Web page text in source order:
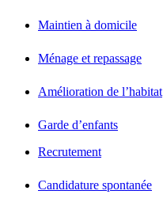
Maintien à domicile
Ménage et repassage
Amélioration de l’habitat
Garde d’enfants
Recrutement
Candidature spontanée